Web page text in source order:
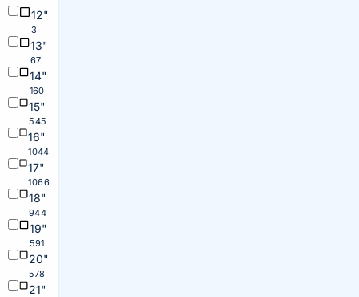
12"
3
13"
67
14"
160
15"
545
16"
1044
17"
1066
18"
944
19"
591
20"
578
21"